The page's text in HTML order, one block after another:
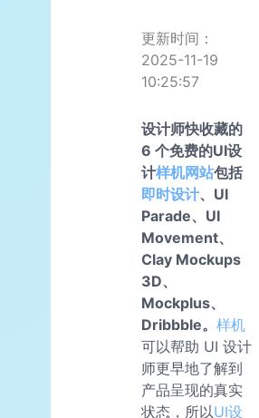
更新时间：
2025-11-19
10:25:57
设计师快收藏的
6 个免费的UI设
计样机网站包括
即时设计、UI
Parade、UI
Movement、
Clay Mockups
3D、
Mockplus、
Dribbble。 样机
可以帮助 UI 设计
师更早地了解到
产品呈现的真实
状态，所以UI设